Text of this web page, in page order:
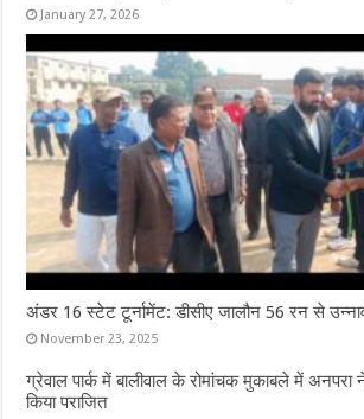
January 27, 2026
अंडर 16 स्टेट टूर्नामेंट: डीसीए जालौन 56 रन से
November 23, 2025
ग्रेवाल पार्क में बालीवाल के रोमांचक मुकाबले में
किया पराजित